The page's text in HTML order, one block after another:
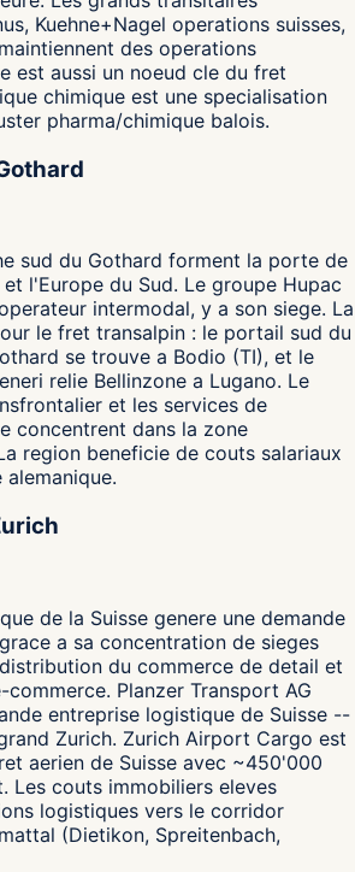
Kuehne+Nagel operations suisses,
des operations
est aussi un noeud cle du fret
chimique est une specialisation
pharma/chimique balois.
sud du Gothard forment la porte de
l'Europe du Sud. Le groupe Hupac
intermodal, y a son siege. La
le fret transalpin : le portail sud du
se trouve a Bodio (TI), et le
relie Bellinzone a Lugano. Le
et les services de
concentrent dans la zone
region beneficie de couts salariaux
alemanique.
de la Suisse genere une demande
a sa concentration de sieges
du commerce de detail et
Planzer Transport AG
entreprise logistique de Suisse --
Zurich. Zurich Airport Cargo est
aerien de Suisse avec ~450'000
Les couts immobiliers eleves
logistiques vers le corridor
(Dietikon, Spreitenbach,